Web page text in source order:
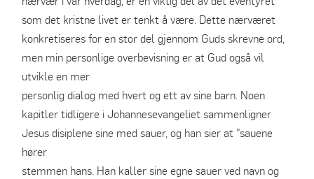
som det kristne livet er tenkt å være. Dette nærværet
konkretiseres for en stor del gjennom Guds skrevne ord,
men min personlige overbevisning er at Gud også vil
utvikle en mer
personlig dialog med hvert og ett av sine barn. Noen
kapitler tidligere i Johannesevangeliet sammenligner
Jesus disiplene sine med sauer, og han sier at ”sauene
hører
stemmen hans. Han kaller sine egne sauer ved navn og